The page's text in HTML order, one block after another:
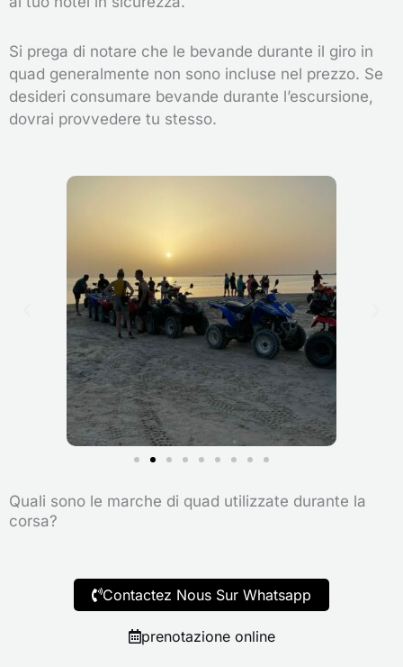
Si prega di notare che le bevande durante il giro in
quad generalmente non sono incluse nel prezzo. Se
desideri consumare bevande durante l’escursione,
dovrai provvedere tu stesso.
Quali sono le marche di quad utilizzate durante la
corsa?
Contactez Nous Sur Whatsapp
prenotazione online